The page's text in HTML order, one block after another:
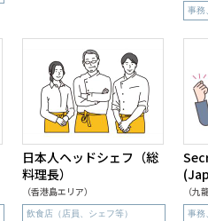
事務
日本人ヘッドシェフ（総
料理長）
（香港島エリア）
飲食店（店員、シェフ等）
（九
事務